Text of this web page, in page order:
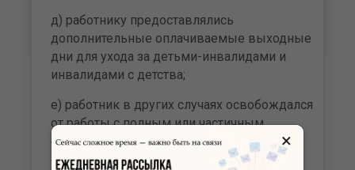
д) работнику предоставлялись
дополнительные оплачиваемые выходные
дни для ухода за детьми-инвалидами и
инвалидами с детства;
е) работник в других случаях освобождался
от работы с полным или частичным
сохранением заработной платы или без
оплаты в соответствии с
×